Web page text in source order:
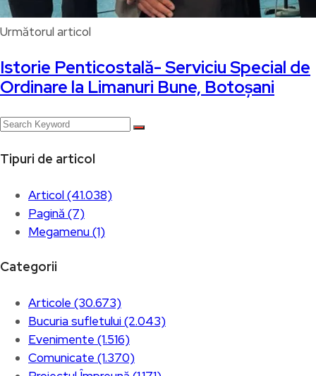
Următorul articol
Istorie Penticostală- Serviciu Special de
Ordinare la Limanuri Bune, Botoșani
Tipuri de articol
Articol (41.038)
Pagină (7)
Megamenu (1)
Categorii
Articole (30.673)
Bucuria sufletului (2.043)
Evenimente (1.516)
Comunicate (1.370)